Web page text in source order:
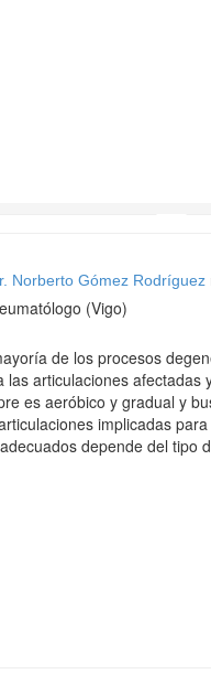
Norberto Gómez Rodríguez
(Vigo)
de los procesos
articulaciones afectadas
es aeróbico y gradual y
implicadas
depende del tipo